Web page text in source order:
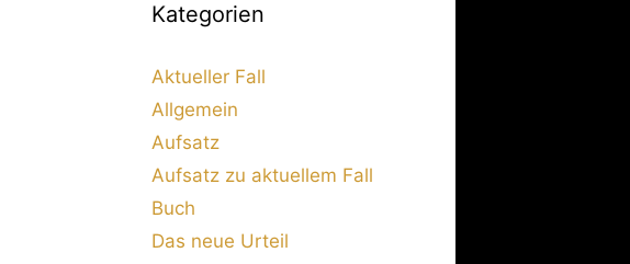
Kategorien
Aktueller Fall
Allgemein
Aufsatz
Aufsatz zu aktuellem Fall
Buch
Das neue Urteil